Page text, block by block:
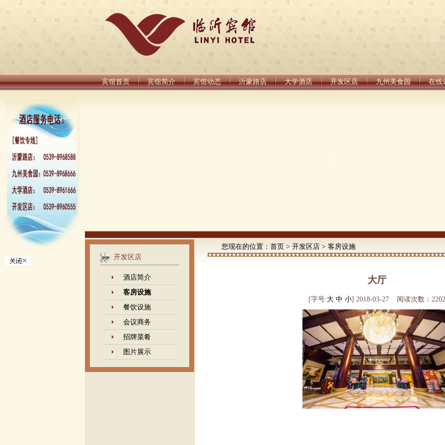
宾馆首页 宾馆简介 宾馆动态 沂蒙路店 大学酒店 开发区店 九州美食园 在线
开发区店
酒店简介
客房设施
餐饮设施
会议商务
招牌菜肴
图片展示
您现在的位置： 首页 > 开发区店 > 客房设施
大厅
[字号:大 中 小] 2018-03-27 阅读次数：2202